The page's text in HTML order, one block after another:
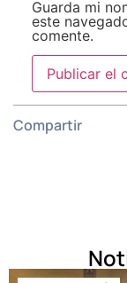
Guarda mi
este
comente.
Compartir